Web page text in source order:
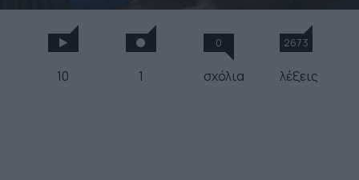
10 1
0
σχόλια
2673
λέξεις